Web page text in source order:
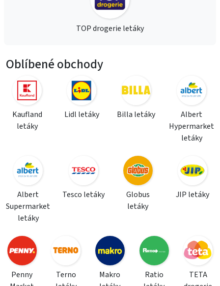
TOP drogerie letáky
Oblíbené obchody
Kaufland
letáky
Lidl letáky Billa letáky
Albert
Hypermarket
letáky
Albert
Supermarket
letáky
Tesco letáky
Globus
letáky
JIP letáky
Penny
Terno
Makro
Ratio
TETA